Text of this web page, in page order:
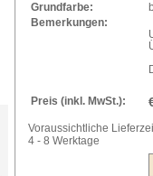
Grundfarbe:
Bemerkungen:
Preis (inkl. MwSt.):
Voraussichtliche
4 - 8 Werktage